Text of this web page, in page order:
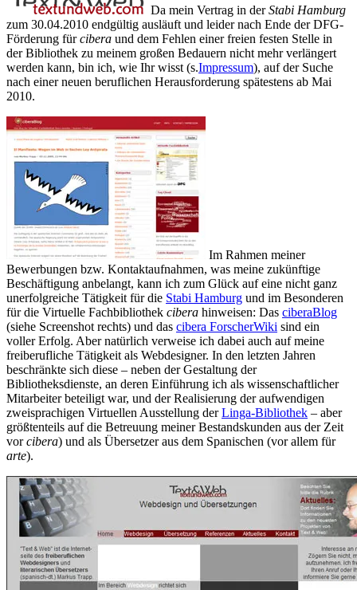
Da mein Vertrag in derStabi Hamburg
zum 30.04.2010 endgültig ausläuft und leider nach Ende der DFG-
Förderung fürcibera und dem Fehlen einer freien festen Stelle in
der Bibliothek zu meinem großen Bedauern nicht mehr verlängert
werden kann, bin ich, wie Ihr wisst (s.Impressum), auf der Suche
nach einer neuen beruflichen Herausforderung spätestens ab Mai
2010.
Im Rahmen meiner
Bewerbungen bzw. Kontaktaufnahmen, was meine zukünftige
Beschäftigung anbelangt, kann ich zum Glück auf eine nicht ganz
unerfolgreiche Tätigkeit für die Stabi Hamburg und im Besonderen
für die Virtuelle Fachbibliothek cibera hinweisen: Das ciberaBlog
(siehe Screenshot rechts) und das cibera ForscherWiki sind ein
voller Erfolg. Aber natürlich verweise ich dabei auch auf meine
freiberufliche Tätigkeit als Webdesigner. In den letzten Jahren
beschränkte sich diese – neben der Gestaltung der
Bibliotheksdienste, an deren Einführung ich als wissenschaftlicher
Mitarbeiter beteiligt war, und der Realisierung der aufwendigen
zweisprachigen Virtuellen Ausstellung derLinga-Bibliothek – aber
größtenteils auf die Betreuung meiner Bestandskunden aus der Zeit
vorcibera) und als Übersetzer aus dem Spanischen (vor allem für
arte).